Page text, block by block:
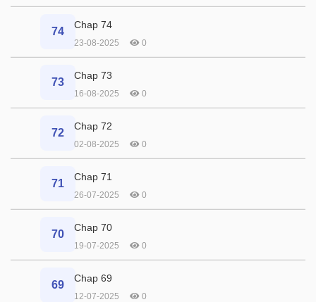
74
Chap 74
23-08-2025 0
73
Chap 73
16-08-2025 0
72
Chap 72
02-08-2025 0
71
Chap 71
26-07-2025 0
70
Chap 70
19-07-2025 0
69
Chap 69
12-07-2025 0